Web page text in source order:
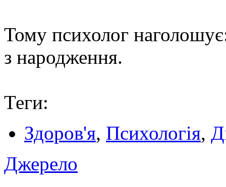
Тому психолог
з народження.
Теги:
Здоров'я, Психологія,
Джерело